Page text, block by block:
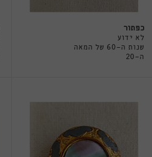
כפתור
לא ידוע
שנות ה-60 של המאה
ה-20